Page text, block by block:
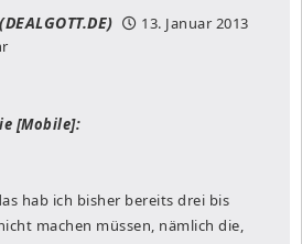
13. Januar 2013
[Mobile]:
hab ich bisher bereits drei bis
machen müssen, nämlich die,